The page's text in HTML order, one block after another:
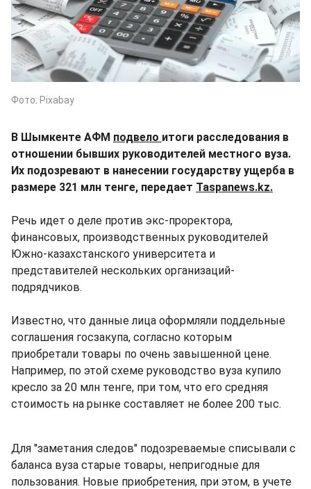
Фото: Pixabay
В Шымкенте АФМ подвело итоги расследования в
отношении бывших руководителей местного вуза.
Их подозревают в нанесении государству ущерба в
размере 321 млн тенге, передает Taspanews.kz.
Речь идет о деле против экс-проректора,
финансовых, производственных руководителей
Южно-казахстанского университета и
представителей нескольких организаций-
подрядчиков.
Известно, что данные лица оформляли поддельные
соглашения госзакупа, согласно которым
приобретали товары по очень завышенной цене.
Например, по этой схеме руководство вуза купило
кресло за 20 млн тенге, при том, что его средняя
стоимость на рынке составляет не более 200 тыс.
Для "заметания следов" подозреваемые списывали с
баланса вуза старые товары, непригодные для
пользования. Новые приобретения, при этом, в учете